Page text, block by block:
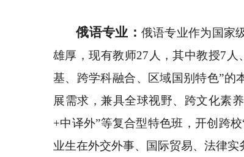
俄语专业： 俄语专业作为国家
雄厚，现有教师27人，其中教授7人
基、跨学科融合、区域国别特色”的
展需求，兼具全球视野、跨文化素
+中译外”等复合型特色班，开创跨
业生在外交外事、国际贸易、法律实